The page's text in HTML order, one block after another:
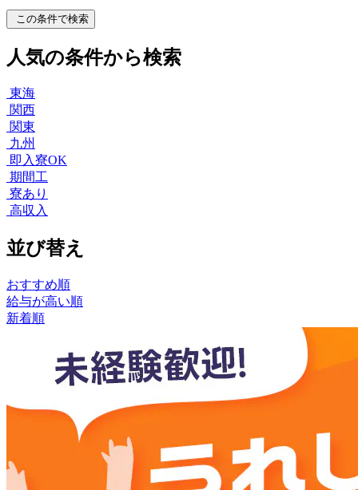
この条件で検索
人気の条件から検索
東海
関西
関東
九州
即入寮OK
期間工
寮あり
高収入
並び替え
おすすめ順
給与が高い順
新着順